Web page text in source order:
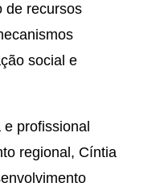
de recursos
social e
profissional
regional, Cíntia